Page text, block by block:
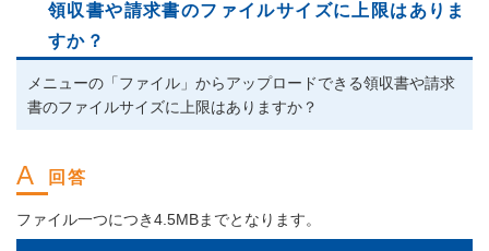
領収書や請求書のファイルサイズに上限はありま
すか？
メニューの「ファイル」からアップロードできる領収書や請求
書のファイルサイズに上限はありますか？
ファイル一つにつき4.5MBまでとなります。